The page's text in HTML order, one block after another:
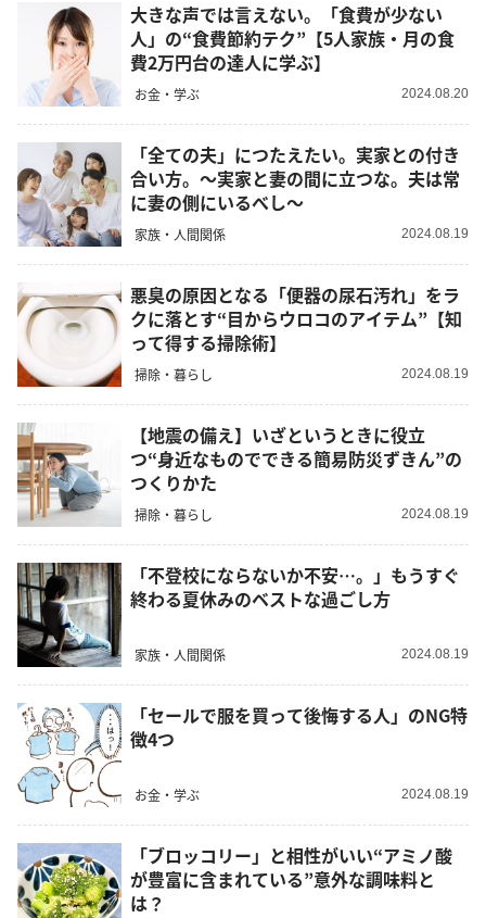
大きな声では言えない。「食費が少ない
人」の“食費節約テク”【5人家族・月の食
費2万円台の達人に学ぶ】
お金・学ぶ 2024.08.20
「全ての夫」につたえたい。実家との付き
合い方。～実家と妻の間に立つな。夫は常
に妻の側にいるべし～
家族・人間関係 2024.08.19
悪臭の原因となる「便器の尿石汚れ」をラ
クに落とす“目からウロコのアイテム”【知
って得する掃除術】
掃除・暮らし 2024.08.19
【地震の備え】いざというときに役立
つ“身近なものでできる簡易防災ずきん”の
つくりかた
掃除・暮らし 2024.08.19
「不登校にならないか不安…。」もうすぐ
終わる夏休みのベストな過ごし方
家族・人間関係 2024.08.19
「セールで服を買って後悔する人」のNG特
徴4つ
お金・学ぶ 2024.08.19
「ブロッコリー」と相性がいい“アミノ酸
が豊富に含まれている”意外な調味料と
は？